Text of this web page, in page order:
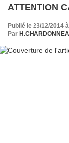
Publié le 23/12/2014
Par